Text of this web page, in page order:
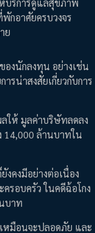
บริการดูแลสุขภาพ
พักอาศัยครบวงจร
ย
องนักลงทุน อย่างเช่น
รน่าสงสัยเกี่ยวกับการ
ให้ มูลค่าบริษัทลดลง
14,000 ล้านบาทใน
งคงมีอย่างต่อเนื่อง
รอบครัว ในคดีฉ้อโกง
บาท
หมือนจะปลอดภัย และ